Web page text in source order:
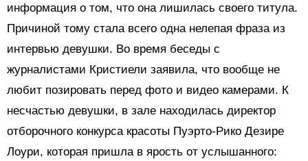
информация о том, что она лишилась своего титула.
Причиной тому стала всего одна нелепая фраза из
интервью девушки. Во время беседы с
журналистами Кристиели заявила, что вообще не
любит позировать перед фото и видео камерами. К
несчастью девушки, в зале находилась директор
отборочного конкурса красоты Пуэрто-Рико Дезире
Лоури, которая пришла в ярость от услышанного: